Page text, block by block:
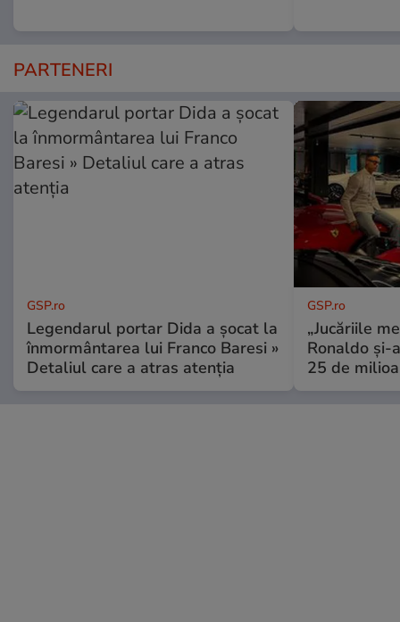
PARTENERI
GSP.ro
Legendarul portar Dida a șocat la
înmormântarea lui Franco Baresi »
Detaliul care a atras atenția
GSP.ro
„Jucăriile
Ronaldo și-
25 de